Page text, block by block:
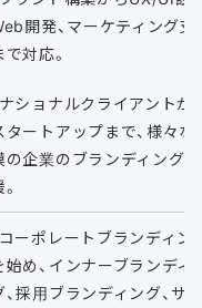
開発、マーケティング支
で対応。
ナショナルクライアントか
タートアップまで、様々な
の企業のブランディング
コーポレートブランディン
始め、インナーブランディ
、採用ブランディング、サ